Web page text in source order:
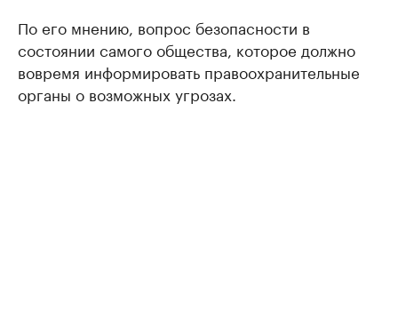
По его мнению, вопрос безопасности в
состоянии самого общества, которое должно
вовремя информировать правоохранительные
органы о возможных угрозах.